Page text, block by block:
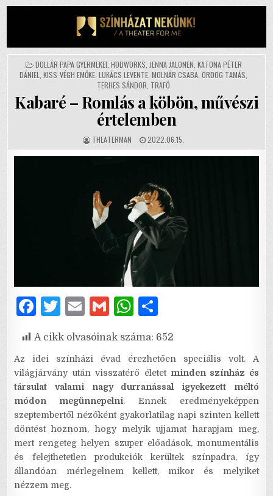
POSTED
IN
DOLLÁR PAPA GYERMEKEI HODWORKS JENNA JALONEN KATONA PÉTER
DÁNIEL KISS-VÉGH EMŐKE LUKÁCS LEVENTE MOLNÁR CSABA ÖRDÖG TAMÁS
TERHES SÁNDOR TRAFÓ
Kabaré – Romlás a köbön, művészi
értelemben
AUTHOR:
THEATERMAN
PUBLISHED
DATE:
2022.06.15.
F
c
e
b
o
o
k
T
it
te
r
E
ai
l
G
ai
l
W
at
s
A
p
p
ar
e
A cikk olvasóinak száma: 652
Az idei színházi évad érezhetően speciális volt. A
világjárvány után visszatérő életet minden színház és
társulat valami nagy durranással igyekezett méltó
módon megünnepelni. Ennek eredményeképpen
szeptembertől nézőként gyakorlatilag napi szinten kellett
döntést hoznom, hogy melyik ujjamat harapjam meg,
mert rengeteg helyen szuper előadások, monumentális
és felejthetetlen produkciók kerültek színpadra, így
állandóan mérlegelnem kellett, mikor és melyiket
nézzem meg.